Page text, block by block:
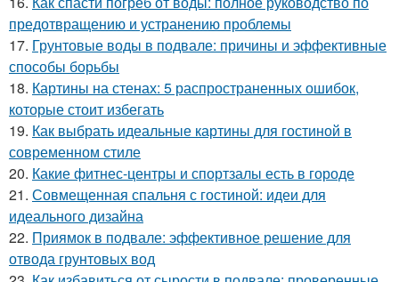
предотвращению и устранению проблемы
17. Грунтовые воды в подвале: причины и эффективные
способы борьбы
18. Картины на стенах: 5 распространенных ошибок,
которые стоит избегать
19. Как выбрать идеальные картины для гостиной в
современном стиле
20. Какие фитнес-центры и спортзалы есть в городе
21. Совмещенная спальня с гостиной: идеи для
идеального дизайна
22. Приямок в подвале: эффективное решение для
отвода грунтовых вод